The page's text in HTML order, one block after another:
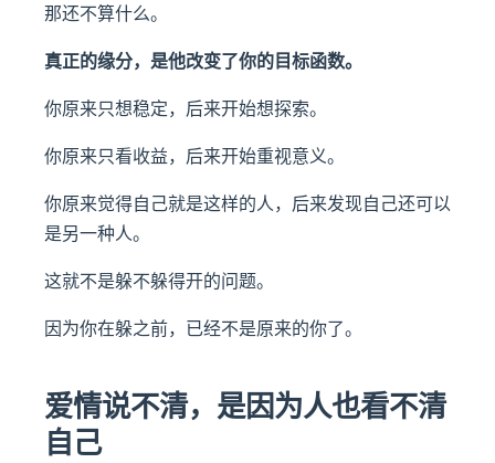
那还不算什么。
真正的缘分，是他改变了你的目标函数。
你原来只想稳定，后来开始想探索。
你原来只看收益，后来开始重视意义。
你原来觉得自己就是这样的人，后来发现自己还可以
是另一种人。
这就不是躲不躲得开的问题。
因为你在躲之前，已经不是原来的你了。
爱情说不清，是因为人也看不清
自己